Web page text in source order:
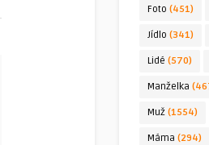
Foto (451)
Jídlo (341)
Lidé (570)
Manželka
Muž (1554)
Máma (294)